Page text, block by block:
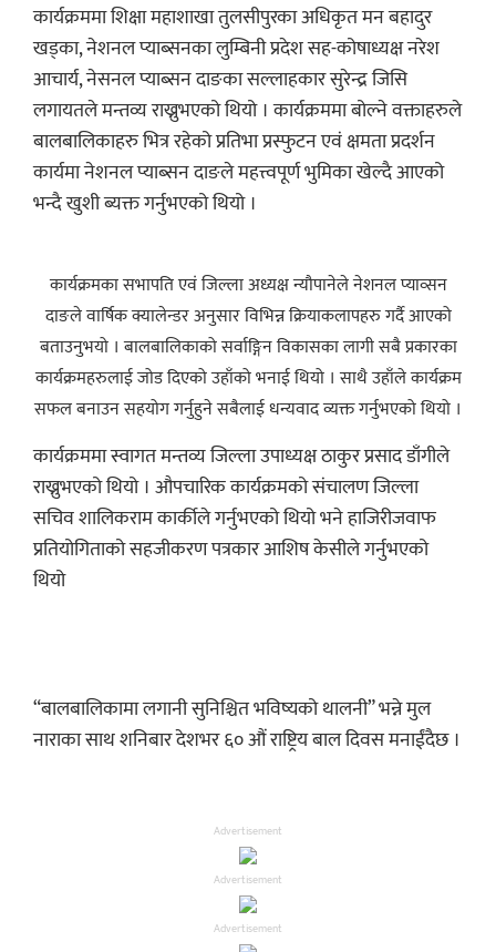
कार्यक्रममा शिक्षा महाशाखा तुलसीपुरका अधिकृत मन बहादुर
खड्का, नेशनल प्याब्सनका लुम्बिनी प्रदेश सह-कोषाध्यक्ष नरेश
आचार्य, नेसनल प्याब्सन दाङका सल्लाहकार सुरेन्द्र जिसि
लगायतले मन्तव्य राख्नुभएको थियो । कार्यक्रममा बोल्ने वक्ताहरुले
बालबालिकाहरु भित्र रहेको प्रतिभा प्रस्फुटन एवं क्षमता प्रदर्शन
कार्यमा नेशनल प्याब्सन दाङले महत्त्वपूर्ण भुमिका खेल्दै आएको
भन्दै खुशी ब्यक्त गर्नुभएको थियो ।
कार्यक्रमका सभापति एवं जिल्ला अध्यक्ष न्यौपानेले नेशनल प्याव्सन
दाङले वार्षिक क्यालेन्डर अनुसार विभिन्न क्रियाकलापहरु गर्दै आएको
बताउनुभयो । बालबालिकाको सर्वाङ्गिन विकासका लागी सबै प्रकारका
कार्यक्रमहरुलाई जोड दिएको उहाँको भनाई थियो । साथै उहाँले कार्यक्रम
सफल बनाउन सहयोग गर्नुहुने सबैलाई धन्यवाद व्यक्त गर्नुभएको थियो ।
कार्यक्रममा स्वागत मन्तव्य जिल्ला उपाध्यक्ष ठाकुर प्रसाद डाँगीले
राख्नुभएको थियो । औपचारिक कार्यक्रमको संचालण जिल्ला
सचिव शालिकराम कार्कीले गर्नुभएको थियो भने हाजिरीजवाफ
प्रतियोगिताको सहजीकरण पत्रकार आशिष केसीले गर्नुभएको
थियो
“बालबालिकामा लगानी सुनिश्चित भविष्यको थालनी” भन्ने मुल
नाराका साथ शनिबार देशभर ६० औं राष्ट्रिय बाल दिवस मनाईंदैछ ।
Advertisement
Advertisement
Advertisement